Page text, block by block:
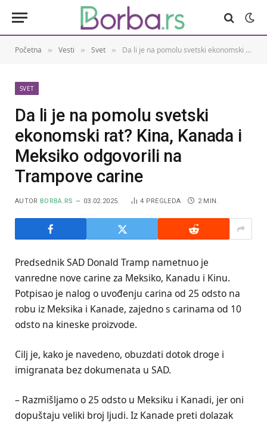
Početna » Vesti » Svet » Da li je na pomolu svetski ekonomski rat? Kina, Kanada i Meksiko odgovorili na Trampove carine
SVET
Da li je na pomolu svetski
ekonomski rat? Kina, Kanada i
Meksiko odgovorili na
Trampove carine
AUTOR BORBA.RS 03.02.2025. 4 PREGLEDA 2 MIN.
Predsednik SAD Donald Tramp nametnuo je
vanredne nove carine za Meksiko, Kanadu i Kinu.
Potpisao je nalog o uvođenju carina od 25 odsto na
robu iz Meksika i Kanade, zajedno s carinama od 10
odsto na kineske proizvode.
Cilj je, kako je navedeno, obuzdati dotok droge i
imigranata bez dokumenata u SAD.
– Razmišljamo o 25 odsto u Meksiku i Kanadi, jer oni
dopuštaju veliki broj ljudi. Iz Kanade preti dolazak